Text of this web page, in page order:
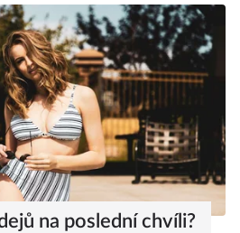
na poslední chvíli?